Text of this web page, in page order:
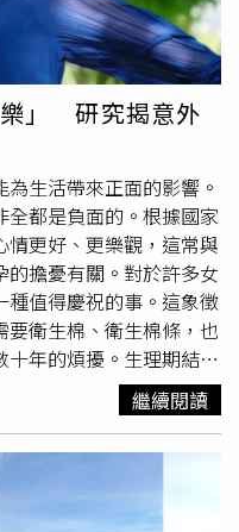
資料中心，並計畫於5月
師討論財務模型。對這
斯克的領導力讓部分投
提供商「文藝復興科
LLC）的數
資人可以採用分部加總
的估值可能會隨著大
目前為止，投資人似乎
注於新興科技與資本市
Equities」首席市場策
1.75兆美元估值中很大
軌道衛星業務。
由，」博魯爾表示，
前星鏈擁有900萬訂戶、
補充，總部位於德州「星
IPO中籌資超過500億美
司」（Saudi
SpaceX的重磅上市可
樂」 研究揭意外
生活帶來正面的影響。
全都是負面的。根據國家
更好、更樂觀，這常與
擔憂有關。對於許多女
值得慶祝的事。這象徵
衛生棉、衛生棉條，也
十年的煩擾。生理期結
縮小子宮肌瘤，再也不
結束經前症候群，這對
列症狀，如乳房疼痛、
來的另一項好處，是在
，這被許多女性視為更
繼續閱讀